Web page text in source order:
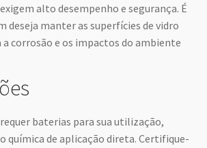
alto desempenho e segurança. É
deseja manter as superfícies de vidro
corrosão e os impactos do ambiente
baterias para sua utilização,
química de aplicação direta. Certifique-